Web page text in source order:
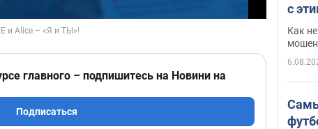
главного – подпишитесь на Новини на
Подписаться
с
Как